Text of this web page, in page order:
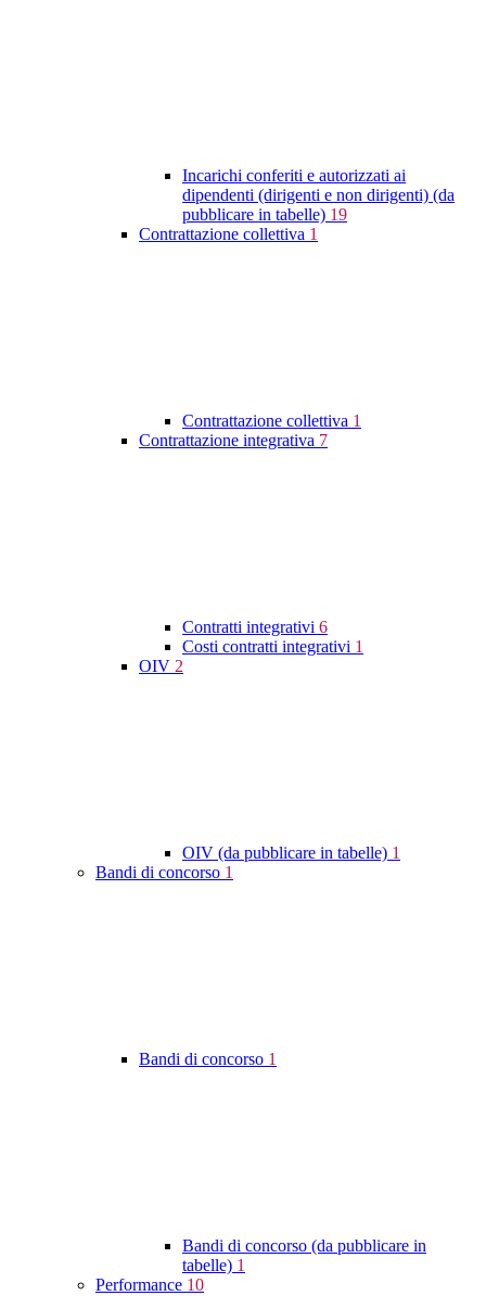
Incarichi conferiti e autorizzati ai
dipendenti (dirigenti e non dirigenti) (da
pubblicare in tabelle) 19
Contrattazione collettiva 1
Contrattazione collettiva 1
Contrattazione integrativa 7
Contratti integrativi 6
Costi contratti integrativi 1
OIV 2
OIV (da pubblicare in tabelle) 1
Bandi di concorso 1
Bandi di concorso 1
Bandi di concorso (da pubblicare in
tabelle) 1
Performance 10